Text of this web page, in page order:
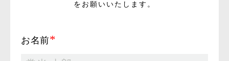
をお願いいたします。
お名前*